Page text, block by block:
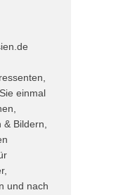
einmal
& Bildern,
und nach